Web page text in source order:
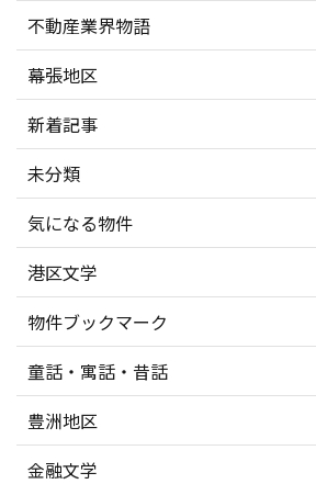
不動産業界物語
幕張地区
新着記事
未分類
気になる物件
港区文学
物件ブックマーク
童話・寓話・昔話
豊洲地区
金融文学